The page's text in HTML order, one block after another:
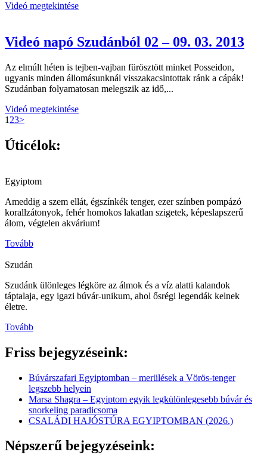
Videó megtekintése
Videó napó Szudánból 02 – 09. 03. 2013
Az elmúlt héten is tejben-vajban fürösztött minket Posseidon,
ugyanis minden állomásunknál visszakacsintottak ránk a cápák!
Szudánban folyamatosan melegszik az idő,...
Videó megtekintése
1 23>
Úticélok:
Egyiptom
Ameddig a szem ellát, égszínkék tenger, ezer színben pompázó
korallzátonyok, fehér homokos lakatlan szigetek, képeslapszerű
álom, végtelen akvárium!
Tovább
Szudán
Szudánk ülönleges légköre az álmok és a víz alatti kalandok
táptalaja, egy igazi búvár-unikum, ahol ősrégi legendák kelnek
életre.
Tovább
Friss bejegyzéseink:
Búvárszafari Egyiptomban – merülések a Vörös-tenger
legszebb helyein
Marsa Shagra – Egyiptom egyik legkülönlegesebb búvár és
snorkeling paradicsoma
CSALÁDI HAJÓSTÚRA EGYIPTOMBAN (2026.)
Népszerű bejegyzéseink: